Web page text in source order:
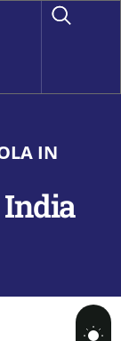
IN